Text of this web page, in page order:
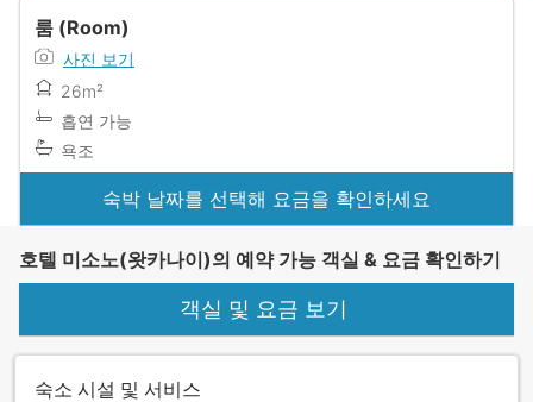
룸 (Room)
사진 보기
26m²
흡연 가능
욕조
숙박 날짜를 선택해 요금을 확인하세요
호텔 미소노(왓카나이)의 예약 가능 객실 & 요금 확인하기
객실 및 요금 보기
숙소 시설 및 서비스